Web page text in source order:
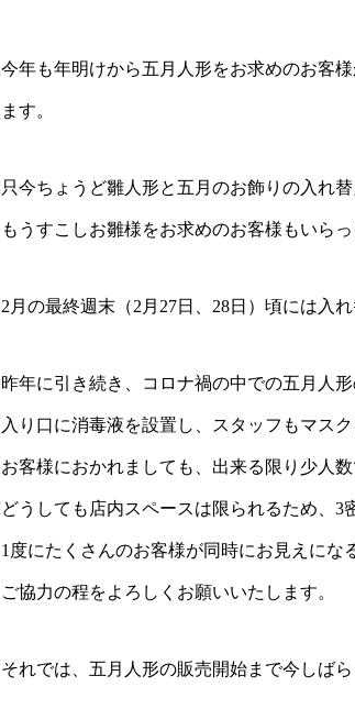
今年も年明けから五月人形をお求めのお客
ます。
只今ちょうど雛人形と五月のお飾りの入れ
もうすこしお雛様をお求めのお客様もいら
2月の最終週末（2月27日、28日）頃には入
昨年に引き続き、コロナ禍の中での五月人形
入り口に消毒液を設置し、スタッフもマス
お客様におかれましても、出来る限り少人
どうしても店内スペースは限られるため、3
1度にたくさんのお客様が同時にお見えにな
ご協力の程をよろしくお願いいたします。
それでは、五月人形の販売開始まで今しばら